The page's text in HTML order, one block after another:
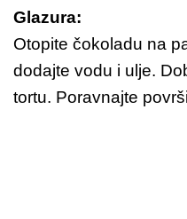
Glazura:
Otopite čokoladu na
dodajte vodu i ulje.
tortu. Poravnajte